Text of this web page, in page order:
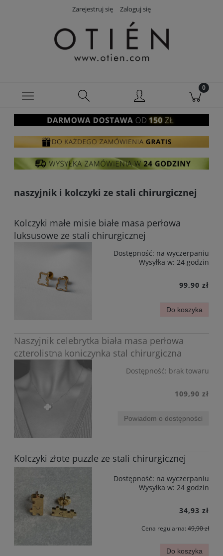
Zarejestruj się Zaloguj się
naszyjnik i kolczyki ze stali chirurgicznej
Kolczyki małe misie białe masa perłowa
luksusowe ze stali chirurgicznej
Dostępność: na wyczerpaniu
Wysyłka w: 24 godzin
99,90 zł
Do koszyka
Naszyjnik celebrytka biała masa perłowa
czterolistna koniczynka stal chirurgiczna
Dostępność: brak towaru
109,90 zł
Powiadom o dostępności
Kolczyki złote puzzle ze stali chirurgicznej
Dostępność: na wyczerpaniu
Wysyłka w: 24 godzin
34,93 zł
Cena regularna: 49,90 zł
Do koszyka